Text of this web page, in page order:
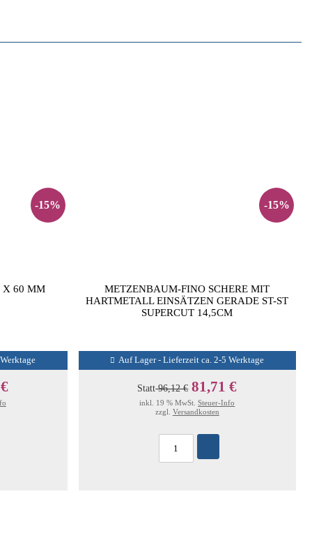
-15%
X 60 MM
-15%
METZENBAUM-FINO SCHERE MIT
HARTMETALL EINSÄTZEN GERADE ST-ST
SUPERCUT 14,5CM
Auf Lager - Lieferzeit ca. 2-5 Werktage
Statt96,12 € 81,71 €
inkl. 19 % MwSt.Steuer-Info
zzgl. Versandkosten